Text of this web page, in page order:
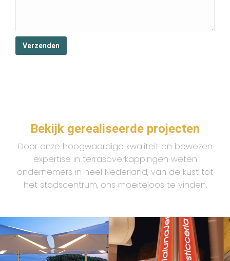
Bekijk gerealiseerde projecten
Door onze hoogwaardige kwaliteit en bewezen
expertise in terrasoverkappingen weten
ondernemers in heel Nederland, van de kust tot
het stadscentrum, ons moeiteloos te vinden.